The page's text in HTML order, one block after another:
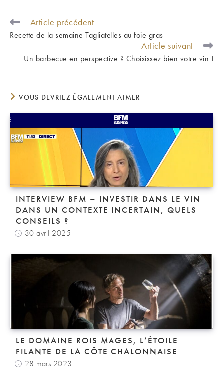
READ
MORE
ARTICLES
Article précédent
Recette de la semaine Tagliatelles au foie gras
Article suivant
Un barbecue en perspective ? Choisissez bien votre vin !
VOUS DEVRIEZ ÉGALEMENT AIMER
INTERVIEW BFM – INVESTIR DANS LE VIN
DANS UN CONTEXTE INCERTAIN, QUELS
CONSEILS ?
30 avril 2025
LE DOMAINE ROIS MAGES, L’ÉTOILE
FILANTE DE LA CÔTE CHALONNAISE
28 mars 2023